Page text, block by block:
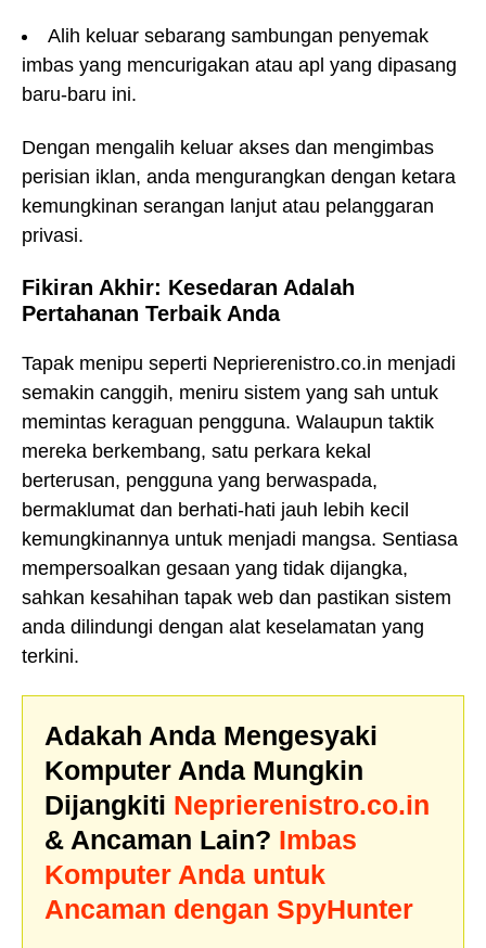
Alih keluar sebarang sambungan penyemak
imbas yang mencurigakan atau apl yang dipasang
baru-baru ini.
Dengan mengalih keluar akses dan mengimbas
perisian iklan, anda mengurangkan dengan ketara
kemungkinan serangan lanjut atau pelanggaran
privasi.
Fikiran Akhir: Kesedaran Adalah
Pertahanan Terbaik Anda
Tapak menipu seperti Neprierenistro.co.in menjadi
semakin canggih, meniru sistem yang sah untuk
memintas keraguan pengguna. Walaupun taktik
mereka berkembang, satu perkara kekal
berterusan, pengguna yang berwaspada,
bermaklumat dan berhati-hati jauh lebih kecil
kemungkinannya untuk menjadi mangsa. Sentiasa
mempersoalkan gesaan yang tidak dijangka,
sahkan kesahihan tapak web dan pastikan sistem
anda dilindungi dengan alat keselamatan yang
terkini.
Adakah Anda Mengesyaki
Komputer Anda Mungkin
Dijangkiti Neprierenistro.co.in
& Ancaman Lain? Imbas
Komputer Anda untuk
Ancaman dengan SpyHunter